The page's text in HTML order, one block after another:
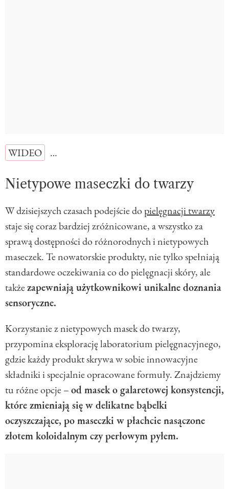
WIDEO …
Nietypowe maseczki do twarzy
W dzisiejszych czasach podejście dopielęgnacji twarzy
staje się coraz bardziej zróżnicowane, a wszystko za
sprawą dostępności do różnorodnych i nietypowych
maseczek. Te nowatorskie produkty, nie tylko spełniają
standardowe oczekiwania co do pielęgnacji skóry, ale
takżezapewniają użytkownikowi unikalne doznania
sensoryczne.
Korzystanie z nietypowych masek do twarzy,
przypomina eksplorację laboratorium pielęgnacyjnego,
gdzie każdy produkt skrywa w sobie innowacyjne
składniki i specjalnie opracowane formuły. Znajdziemy
tu różne opcje –od masek o galaretowej konsystencji,
które zmieniają się w delikatne bąbelki
oczyszczające, po maseczki w płachcie nasączone
złotem koloidalnym czy perłowym pyłem.